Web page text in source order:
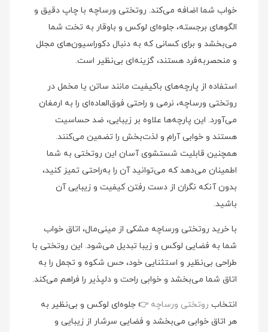
خواب شما اضافه می‌کند. روتختی ورساچه با چاپ دقیق و
الگوهای برجسته، جلوه‌ای لوکس و باوقار به تخت شما
می‌بخشد و برای کسانی که به دنبال دکوراسیون‌های مجلل
و منحصر‌به‌فرد هستند، گزینه‌ای بی‌نظیر است.
استفاده از پارچه‌های باکیفیت مانند ساتن یا مخمل در
روتختی ورساچه، نرمی و راحتی فوق‌العاده‌ای را به ارمغان
می‌آورد. این پارچه‌ها علاوه بر زیبایی، ضد حساسیت
هستند و خوابی آرام و لذت‌بخش را تضمین می‌کنند.
همچنین قابلیت شستشوی آسان این روتختی به شما
اطمینان می‌دهد که می‌توانید آن را به‌راحتی تمیز کنید،
بدون آنکه نگران از دست رفتن کیفیت و زیبایی آن
باشید.
با خرید روتختی ورساچه مشکی از مینی‌مال، اتاق خواب
شما به فضایی لوکس و زیبا تبدیل می‌شود. این روتختی با
طراحی بی‌نظیر و استثنایی خود، حس شکوه و تجمل را به
اتاق شما می‌بخشد و خوابی راحت و دلپذیر را فراهم می‌کند.
انتخاب روتختی ورساچه 👉 جلوه‌ای لوکس و بی‌نظیر به
هر اتاق خوابی می‌بخشد و فضایی سرشار از زیبایی و